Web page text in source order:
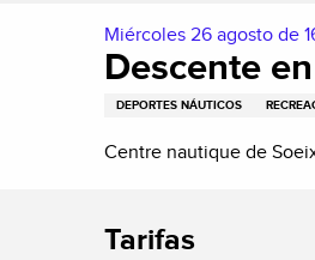
Miércoles 26 agosto de
Descente
DEPORTES NÁUTICOS
Centre nautique de
Tarifas